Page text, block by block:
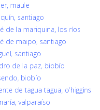
maule
santiago
de la mariquina, los ríos
de maipo, santiago
santiago
de la paz, biobío
biobío
de tagua tagua, o'higgins
valparaíso